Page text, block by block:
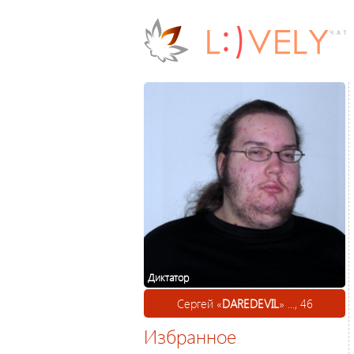
Диктатор
Сергей «DAREDEVIL» ..., 46
Избранное